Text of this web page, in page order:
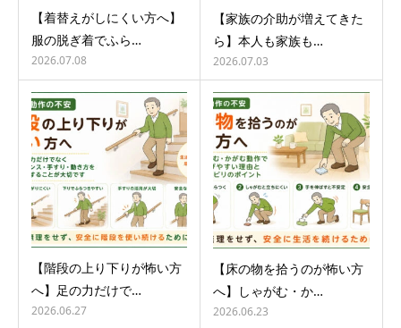
【着替えがしにくい方へ】
服の脱ぎ着でふら…
2026.07.08
【家族の介助が増えてきた
ら】本人も家族も…
2026.07.03
【階段の上り下りが怖い方
へ】足の力だけで…
2026.06.27
【床の物を拾うのが怖い方
へ】しゃがむ・か…
2026.06.23